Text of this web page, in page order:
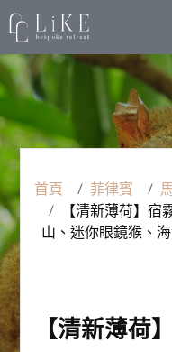
首頁 菲律賓
【清新薄荷】
山、迷你眼鏡猴、
【清新薄荷